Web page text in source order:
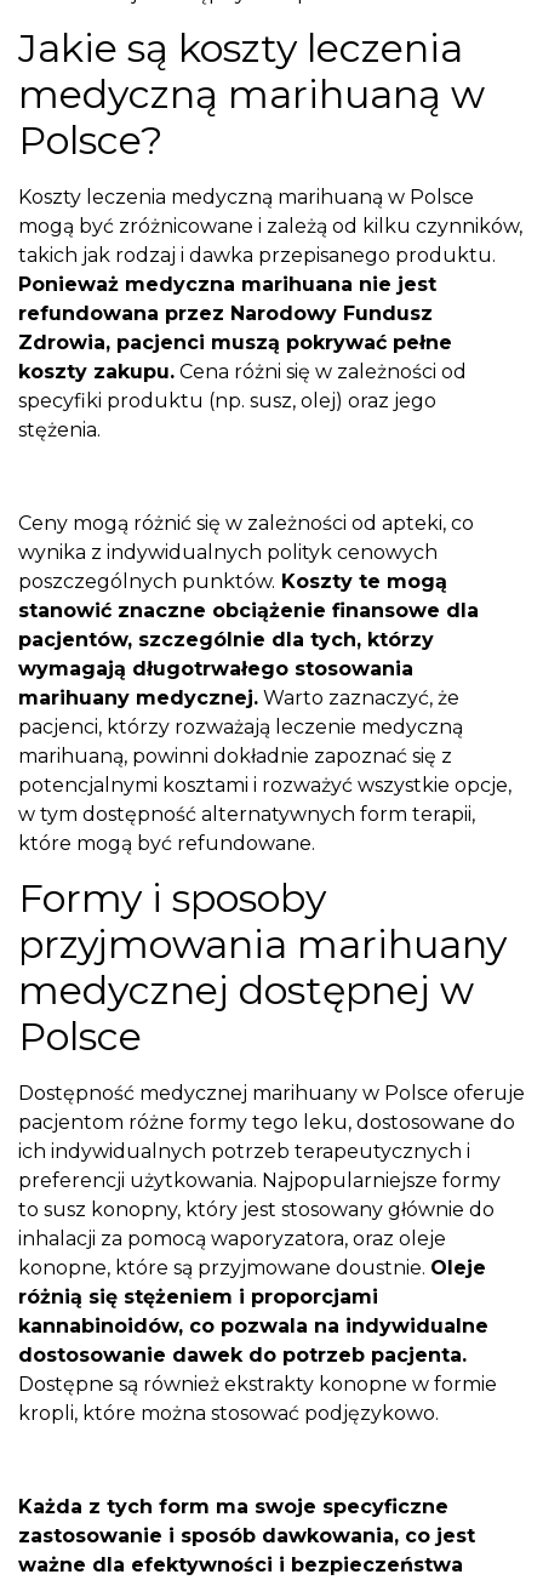
Jakie są koszty leczenia
medyczną marihuaną w
Polsce?
Koszty leczenia medyczną marihuaną w Polsce
mogą być zróżnicowane i zależą od kilku czynników,
takich jak rodzaj i dawka przepisanego produktu.
Ponieważ medyczna marihuana nie jest
refundowana przez Narodowy Fundusz
Zdrowia, pacjenci muszą pokrywać pełne
koszty zakupu. Cena różni się w zależności od
specyfiki produktu (np. susz, olej) oraz jego
stężenia.
Ceny mogą różnić się w zależności od apteki, co
wynika z indywidualnych polityk cenowych
poszczególnych punktów. Koszty te mogą
stanowić znaczne obciążenie finansowe dla
pacjentów, szczególnie dla tych, którzy
wymagają długotrwałego stosowania
marihuany medycznej. Warto zaznaczyć, że
pacjenci, którzy rozważają leczenie medyczną
marihuaną, powinni dokładnie zapoznać się z
potencjalnymi kosztami i rozważyć wszystkie opcje,
w tym dostępność alternatywnych form terapii,
które mogą być refundowane.
Formy i sposoby
przyjmowania marihuany
medycznej dostępnej w
Polsce
Dostępność medycznej marihuany w Polsce oferuje
pacjentom różne formy tego leku, dostosowane do
ich indywidualnych potrzeb terapeutycznych i
preferencji użytkowania. Najpopularniejsze formy
to susz konopny, który jest stosowany głównie do
inhalacji za pomocą waporyzatora, oraz oleje
konopne, które są przyjmowane doustnie. Oleje
różnią się stężeniem i proporcjami
kannabinoidów, co pozwala na indywidualne
dostosowanie dawek do potrzeb pacjenta.
Dostępne są również ekstrakty konopne w formie
kropli, które można stosować podjęzykowo.
Każda z tych form ma swoje specyficzne
zastosowanie i sposób dawkowania, co jest
ważne dla efektywności i bezpieczeństwa